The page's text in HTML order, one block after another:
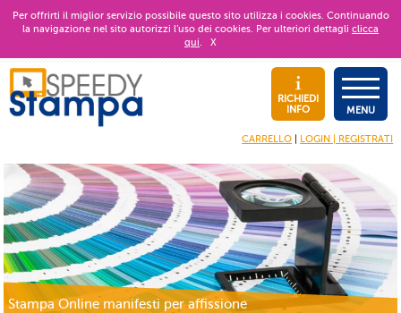
Per offrirti il miglior servizio possibile questo sito utilizza i cookies. Continuando
la navigazione nel sito autorizzi l’uso dei cookies. Per ulteriori dettagli clicca
qui. X
RICHIEDI
INFO
MENU
CARRELLO LOGIN | REGISTRATI
Stampa Online manifesti per affissione